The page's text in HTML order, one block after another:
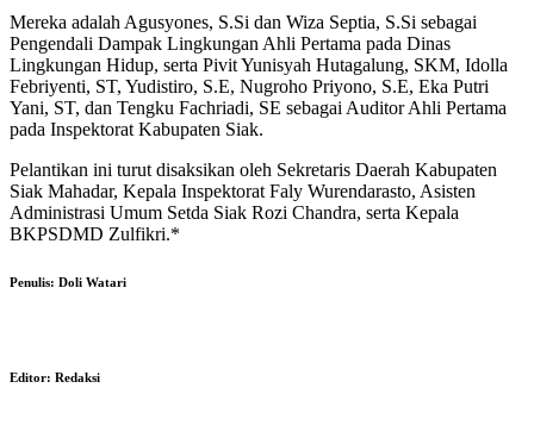
Mereka adalah Agusyones, S.Si dan Wiza Septia, S.Si sebagai
Pengendali Dampak Lingkungan Ahli Pertama pada Dinas
Lingkungan Hidup, serta Pivit Yunisyah Hutagalung, SKM, Idolla
Febriyenti, ST, Yudistiro, S.E, Nugroho Priyono, S.E, Eka Putri
Yani, ST, dan Tengku Fachriadi, SE sebagai Auditor Ahli Pertama
pada Inspektorat Kabupaten Siak.
Pelantikan ini turut disaksikan oleh Sekretaris Daerah Kabupaten
Siak Mahadar, Kepala Inspektorat Faly Wurendarasto, Asisten
Administrasi Umum Setda Siak Rozi Chandra, serta Kepala
BKPSDMD Zulfikri.*
Penulis: Doli Watari
Editor: Redaksi